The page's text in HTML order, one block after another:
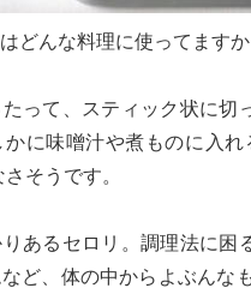
どんな料理に使ってますか
たって、スティック状に
かに味噌汁や煮ものに入
そうです。
あるセロリ。調理法に
ど、体の中からよぶんな